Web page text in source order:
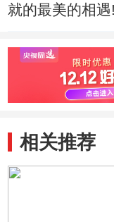
就的最美的相遇!
相关推荐